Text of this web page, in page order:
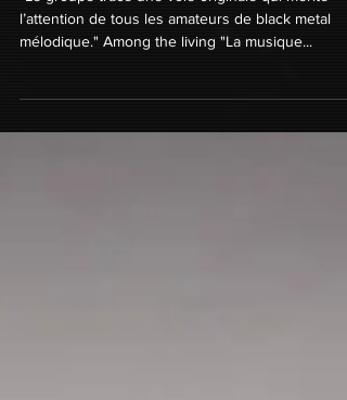
"Le groupe trace une voie originale qui mérite
l’attention de tous les amateurs de black metal